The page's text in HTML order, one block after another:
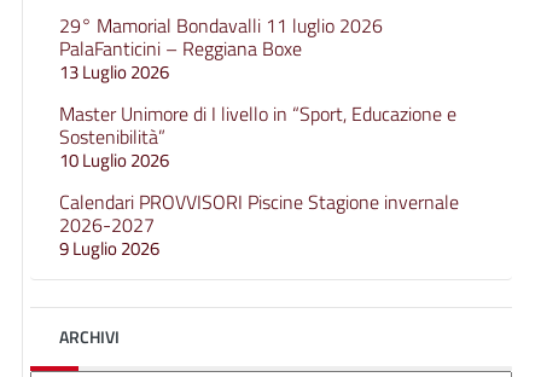
29° Mamorial Bondavalli 11 luglio 2026
PalaFanticini – Reggiana Boxe
13 Luglio 2026
Master Unimore di I livello in “Sport, Educazione e
Sostenibilità”
10 Luglio 2026
Calendari PROVVISORI Piscine Stagione invernale
2026-2027
9 Luglio 2026
ARCHIVI